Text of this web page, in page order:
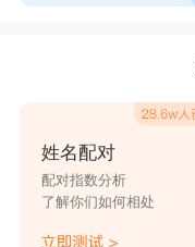
姓名配对
配对指数分析
了解你们如何相处